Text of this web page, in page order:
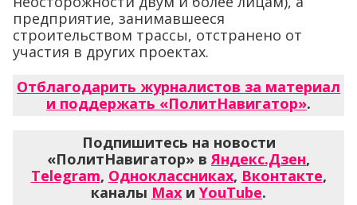
предприятие, занимавшееся
строительством трассы, отстранено от
участия в других проектах.
Отблагодарить журналистов за материал
и поддержать «ПолитНавигатор».
Подпишитесь на новости
«ПолитНавигатор» вЯндекс.Дзен,
Telegram, Одноклассниках, Вконтакте,
каналы Max и YouTube.